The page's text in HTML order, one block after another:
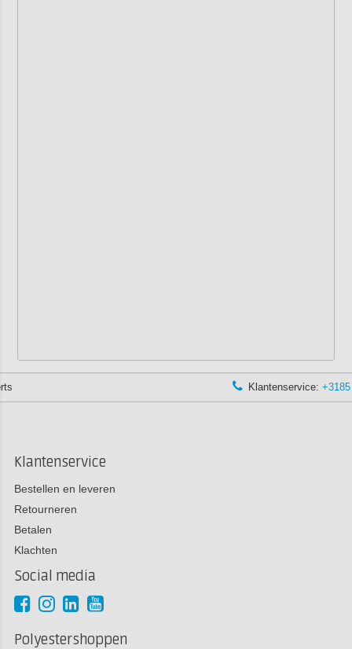
+3185 0220090
Klantenservice
Bestellen en leveren
Retourneren
Betalen
Klachten
Social media
Polyestershoppen